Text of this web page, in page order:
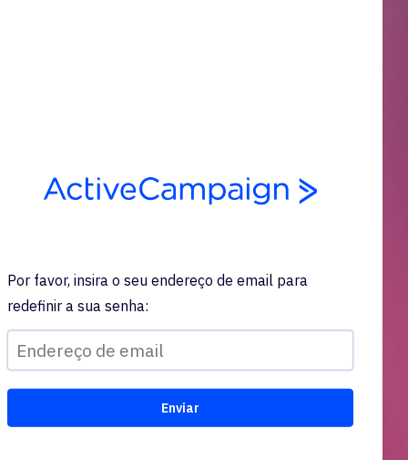
Por favor, insira o seu endereço de email para
redefinir a sua senha: